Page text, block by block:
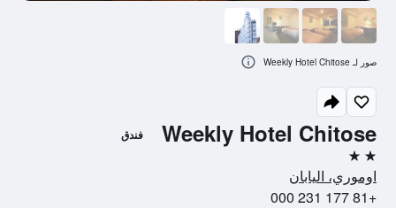
Weekly Hotel Chitose فندق
2 نجمتين
اوموري، اليابان
+81 177 231 000
صور لـ Weekly Hotel Chitose